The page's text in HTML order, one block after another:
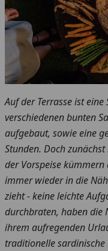
Auf der Terrasse ist
verschiedenen bunten
aufgebaut, sowie eine
Stunden. Doch
der Vorspeise
immer wieder in die
zieht - keine leichte
durchbraten, haben die
ihrem aufregenden
traditionelle sardinische